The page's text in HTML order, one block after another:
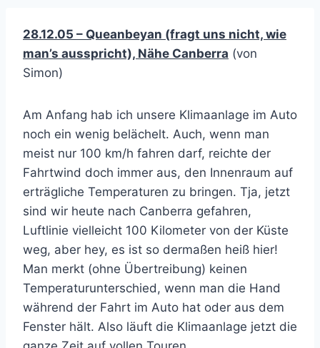
28.12.05 – Queanbeyan (fragt uns nicht, wie
man’s ausspricht), Nähe Canberra (von
Simon)
Am Anfang hab ich unsere Klimaanlage im Auto
noch ein wenig belächelt. Auch, wenn man
meist nur 100 km/h fahren darf, reichte der
Fahrtwind doch immer aus, den Innenraum auf
erträgliche Temperaturen zu bringen. Tja, jetzt
sind wir heute nach Canberra gefahren,
Luftlinie vielleicht 100 Kilometer von der Küste
weg, aber hey, es ist so dermaßen heiß hier!
Man merkt (ohne Übertreibung) keinen
Temperaturunterschied, wenn man die Hand
während der Fahrt im Auto hat oder aus dem
Fenster hält. Also läuft die Klimaanlage jetzt die